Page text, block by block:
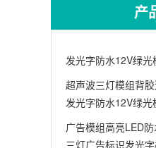
产
发光字防水12V绿光
超声波三灯模组背
发光字防水12V绿光
广告模组高亮LED
三灯广告标识发光